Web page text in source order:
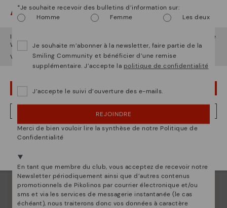
Découvrez suite
Depuis 1984, nous nous efforçons de rendre chaque
Attention !
Il semble que vous êtes en
et vous allez accéder au site
Web deFrance.
Voulez-vous aller sur le site Web deÉtats-Unis ?
OUPS... JE ME SUIS TROMPÉ, JE VEUX RESTER EN ÉTATS-UNIS
NON, JE VEUX ALLER SUR LE SITE WEB DU FRANCE
Nous sommes présents dans plus de 29 boutiques
*Je souhaite recevoir des bulletins d’information sur:
Homme
Femme Les deux
Je souhaite m’abonner à la newsletter, faire partie de la
Smiling Community et bénéficier d’une remise
supplémentaire. J’accepte la politique de confidentialité
J’accepte le suivi d’ouverture des e-mails.
REJOINDRE
Merci de bien vouloir lire la synthèse de notre Politique de
Confidentialité
En tant que membre du club, vous acceptez de recevoir notre
Newsletter périodiquement ainsi que d’autres contenus
promotionnels de Pikolinos par courrier électronique et/ou
sms et via les services de messagerie instantanée (le cas
échéant), nous traiterons donc vos données à caractère